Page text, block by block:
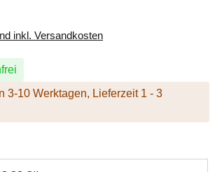
inkl. Versandkosten
3-10 Werktagen, Lieferzeit 1 - 3